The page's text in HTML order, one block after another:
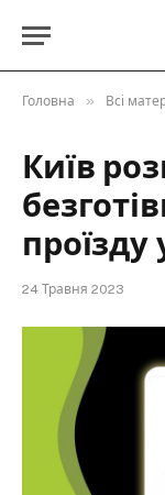
Головна » Всі
Київ
24 Травня 2023